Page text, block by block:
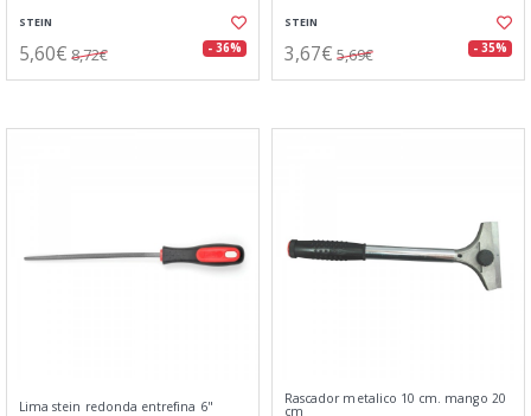
STEIN
5,60€ 8,72€ - 36%
STEIN
3,67€ 5,69€ - 35%
Lima stein redonda entrefina 6" Rascador metalico 10 cm. mango 20
cm